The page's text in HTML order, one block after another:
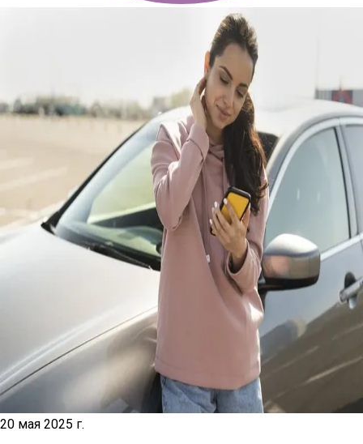
20 мая 2025 г.